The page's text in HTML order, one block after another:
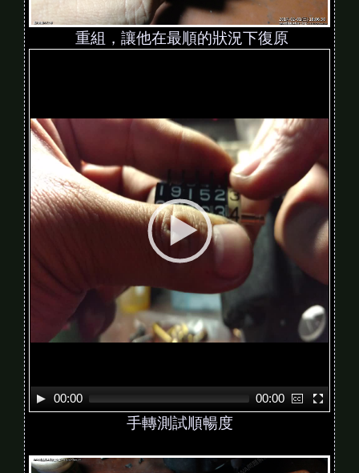
重組，讓他在最順的狀況下復原
e
o
P
l
a
y
e
00:00 00:00
手轉測試順暢度